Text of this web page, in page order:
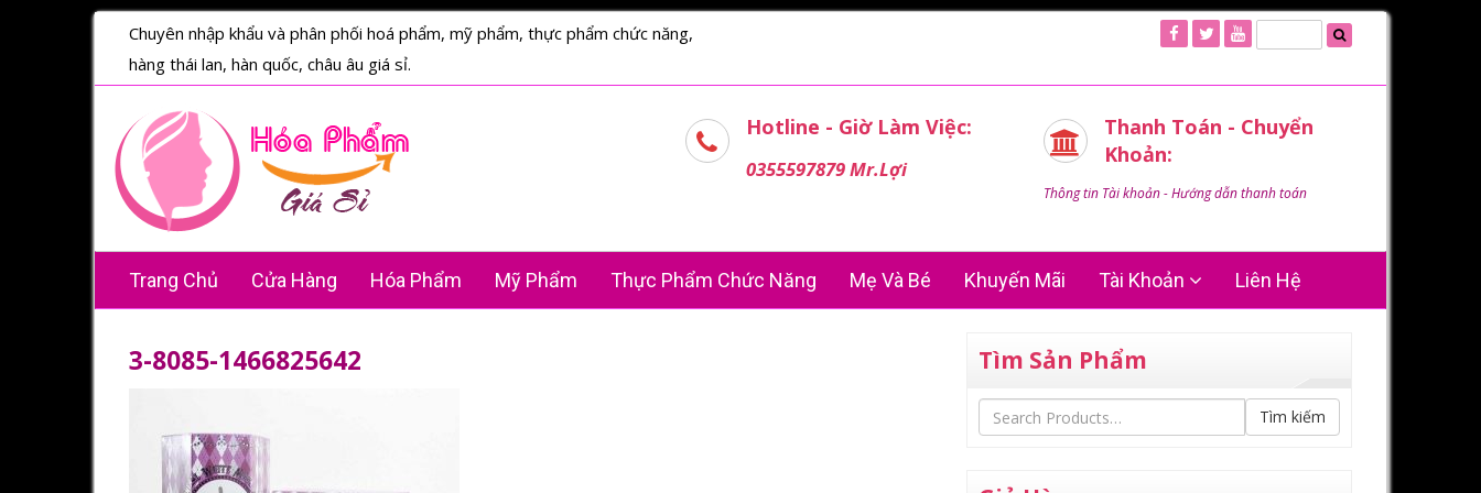
Chuyên nhập khẩu và phân phối hoá phẩm, mỹ phẩm, thực phẩm chức năng,
hàng thái lan, hàn quốc, châu âu giá sỉ.
Hotline - Giờ Làm Việc:
0355597879 Mr.Lợi
Thanh Toán - Chuyển
Khoản:
Thông tin Tài khoản - Hướng dẫn thanh toán
Trang Chủ Cửa Hàng Hóa Phẩm Mỹ Phẩm Thực Phẩm Chức Năng Mẹ Và Bé Khuyến Mãi Tài Khoản Liên Hệ
3-8085-1466825642 Tìm Sản Phẩm
Tìm kiếm